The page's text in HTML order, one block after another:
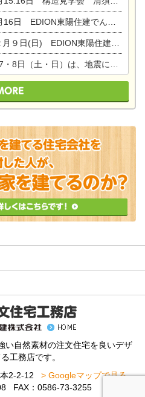
東陽住建でんき OPEN第二弾イベント！！
東陽住建でんき館プレＯＰＥＮ！＆家の修理まつり
らしを楽しむ東濃ひのきの平屋の家体験見学会を開催します。ぜひお越しください。
い自然素材の注文住宅を良いデザ
工務店です。
本2-2-12 > Googleマップで見る
FAX：0586-73-3255